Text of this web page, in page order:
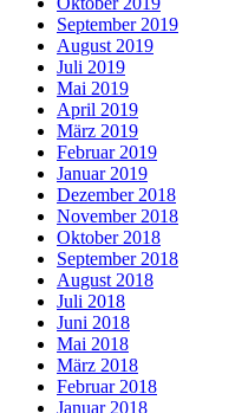
September 2019
August 2019
Juli 2019
Mai 2019
April 2019
März 2019
Februar 2019
Januar 2019
Dezember 2018
November 2018
Oktober 2018
September 2018
August 2018
Juli 2018
Juni 2018
Mai 2018
März 2018
Februar 2018
Januar 2018